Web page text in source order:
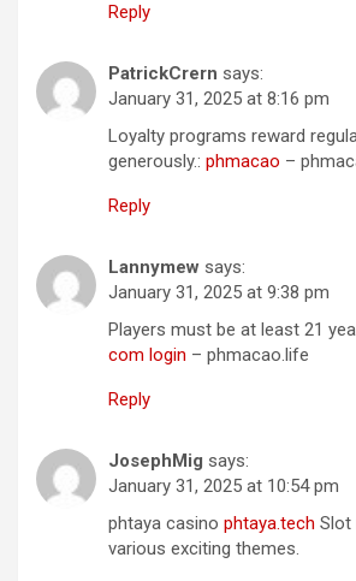
Reply
PatrickCrern says:
January 31, 2025 at 8:16 pm
Loyalty programs reward
generously.: phmacao –
Reply
Lannymew says:
January 31, 2025 at 9:38 pm
Players must be at least 21
com login – phmacao.life
Reply
JosephMig says:
January 31, 2025 at 10:54 pm
phtaya casino phtaya.tech Slot
various exciting themes.